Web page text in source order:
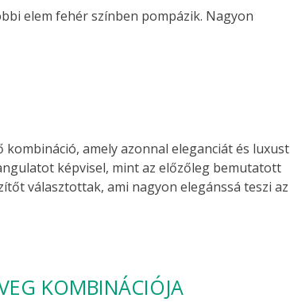
elem fehér színben pompázik. Nagyon
amely azonnal eleganciát és luxust
képvisel, mint az előzőleg bemutatott
választottak, ami nagyon elegánssá teszi az
KOMBINÁCIÓJA